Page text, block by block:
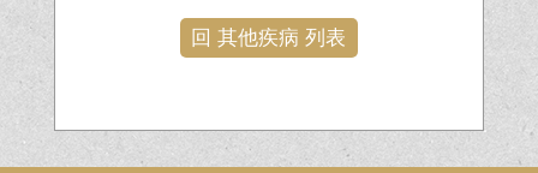
回 其他疾病 列表